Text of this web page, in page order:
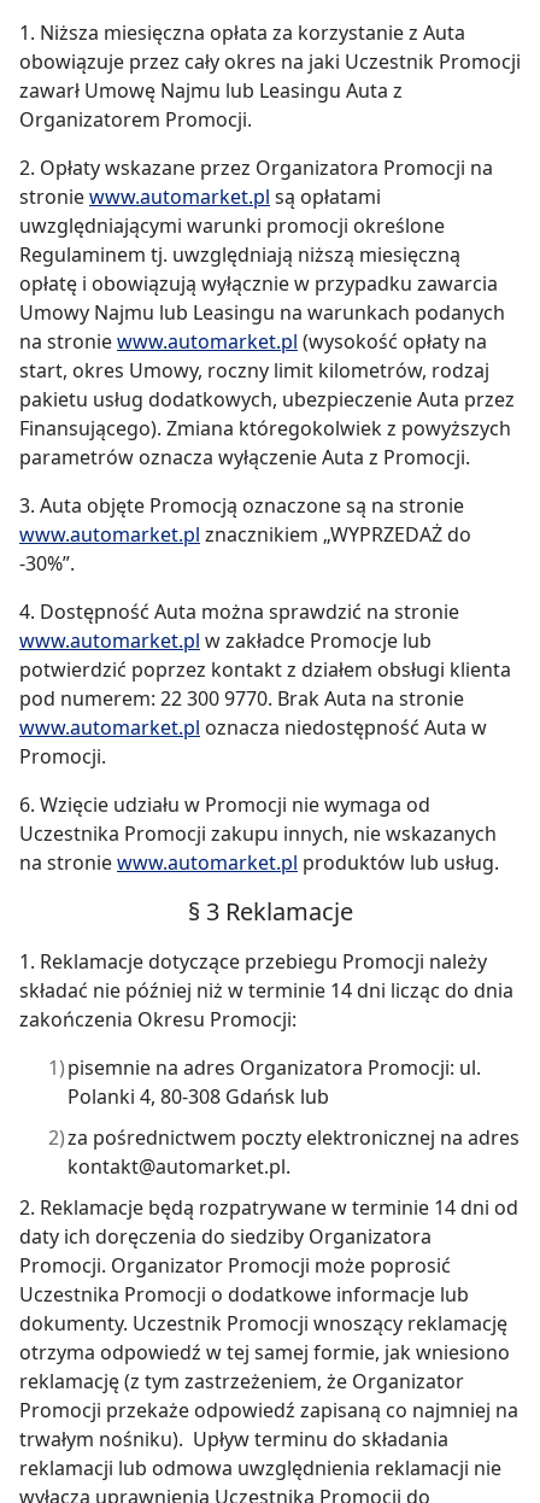
1. Niższa miesięczna opłata za korzystanie z Auta
obowiązuje przez cały okres na jaki Uczestnik Promocji
zawarł Umowę Najmu lub Leasingu Auta z
Organizatorem Promocji.
2. Opłaty wskazane przez Organizatora Promocji na
stroniewww.automarket.pl są opłatami
uwzględniającymi warunki promocji określone
Regulaminem tj. uwzględniają niższą miesięczną
opłatę i obowiązują wyłącznie w przypadku zawarcia
Umowy Najmu lub Leasingu na warunkach podanych
na stroniewww.automarket.pl (wysokość opłaty na
start, okres Umowy, roczny limit kilometrów, rodzaj
pakietu usług dodatkowych, ubezpieczenie Auta przez
Finansującego). Zmiana któregokolwiek z powyższych
parametrów oznacza wyłączenie Auta z Promocji.
3. Auta objęte Promocją oznaczone są na stronie
www.automarket.pl znacznikiem „WYPRZEDAŻ do
-30%”.
4. Dostępność Auta można sprawdzić na stronie
www.automarket.pl w zakładce Promocje lub
potwierdzić poprzez kontakt z działem obsługi klienta
pod numerem: 22 300 9770. Brak Auta na stronie
www.automarket.pl oznacza niedostępność Auta w
Promocji.
6. Wzięcie udziału w Promocji nie wymaga od
Uczestnika Promocji zakupu innych, nie wskazanych
na stroniewww.automarket.pl produktów lub usług.
§ 3 Reklamacje
1. Reklamacje dotyczące przebiegu Promocji należy
składać nie później niż w terminie 14 dni licząc do dnia
zakończenia Okresu Promocji:
pisemnie na adres Organizatora Promocji: ul.
Polanki 4, 80-308 Gdańsk lub
za pośrednictwem poczty elektronicznej na adres
kontakt@automarket.pl.
2. Reklamacje będą rozpatrywane w terminie 14 dni od
daty ich doręczenia do siedziby Organizatora
Promocji. Organizator Promocji może poprosić
Uczestnika Promocji o dodatkowe informacje lub
dokumenty. Uczestnik Promocji wnoszący reklamację
otrzyma odpowiedź w tej samej formie, jak wniesiono
reklamację (z tym zastrzeżeniem, że Organizator
Promocji przekaże odpowiedź zapisaną co najmniej na
trwałym nośniku). Upływ terminu do składania
reklamacji lub odmowa uwzględnienia reklamacji nie
wyłącza uprawnienia Uczestnika Promocji do